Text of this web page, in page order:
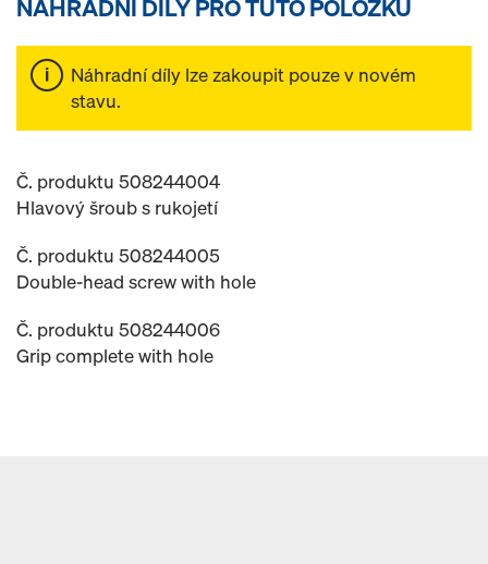
NÁHRADNÍ DÍLY PRO TUTO POLOŽKU
Náhradní díly lze zakoupit pouze v novém
stavu.
Č. produktu 508244004
Hlavový šroub s rukojetí
Č. produktu 508244005
Double-head screw with hole
Č. produktu 508244006
Grip complete with hole